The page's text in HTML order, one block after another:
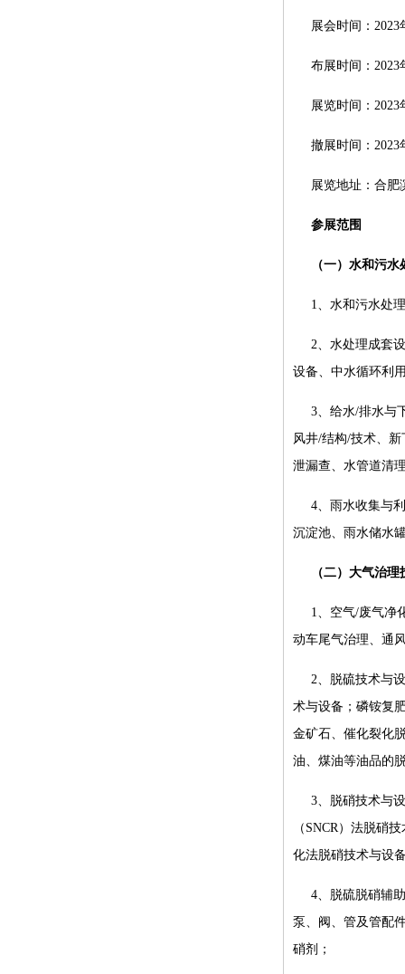
展会时间：2023
布展时间：2023
展览时间：2023
撤展时间：2023
展览地址：合肥
参展范围
（一）水和污水
1、水和污水处
2、水处理成套
设备、中水循环利
3、给水/排水与
风井/结构/技术、
泄漏查、水管道清
4、雨水收集与
沉淀池、雨水储水
（二）大气治
1、空气/废气净
动车尾气治理、通
2、脱硫技术与
术与设备；磷铵复
金矿石、催化裂化
油、煤油等油品的
3、脱硝技术与
（SNCR）法脱硝
化法脱硝技术与设
4、脱硫脱硝辅
泵、阀、管及管配
硝剂；